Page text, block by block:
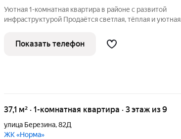
Уютная 1-комнатная квартира в районе с развитой
инфраструктурой Продаётся светлая, тёплая и уютная
дома. Характеристики квартиры: Общая площадь - 31,9 м
Просторная кухня - 8,8 м Раздельный
Показать телефон
37,1 м² · 1-комнатная квартира · 3 этаж из 9
улица Березина,82Д
ЖК «Норма»